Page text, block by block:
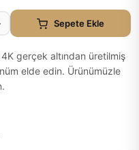
Sepete Ekle
gerçek altından üretilmiş
elde edin. Ürünümüzle